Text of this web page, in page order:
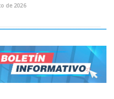
de 2026